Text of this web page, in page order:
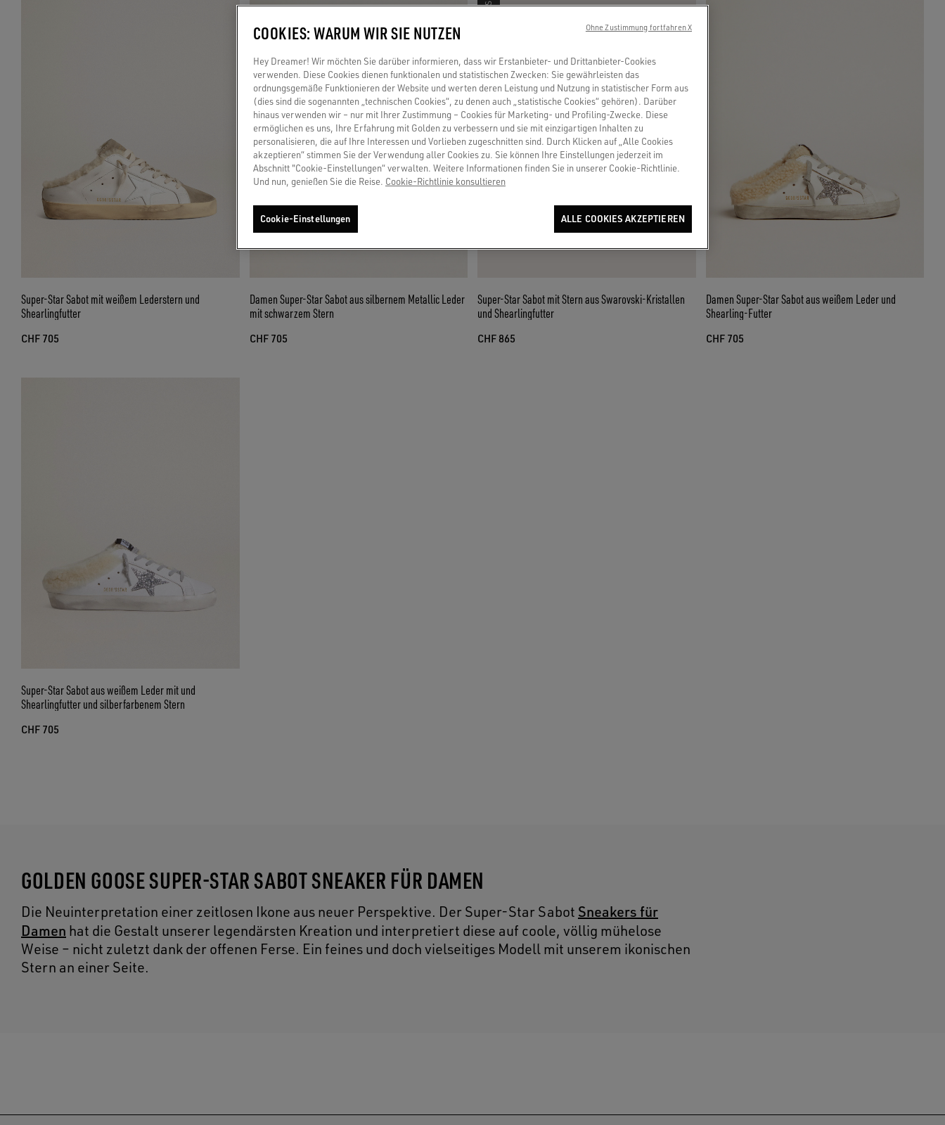
Super-Star Sabot mit weißem Lederstern und
Shearlingfutter
CHF 705
Damen Super-Star Sabot aus silbernem Metallic Leder
mit schwarzem Stern
CHF 705
SWAROVSKI CRYSTALS
Super-Star Sabot mit Stern aus Swarovski-Kristallen
und Shearlingfutter
CHF 865
Damen Super-Star Sabot aus weißem Leder und
Shearling-Futter
CHF 705
Super-Star Sabot aus weißem Leder mit und
Shearlingfutter und silberfarbenem Stern
CHF 705
GOLDEN GOOSE SUPER-STAR SABOT SNEAKER FÜR DAMEN
Die Neuinterpretation einer zeitlosen Ikone aus neuer Perspektive. Der Super-Star Sabot Sneakers für
Damen hat die Gestalt unserer legendärsten Kreation und interpretiert diese auf coole, völlig mühelose
Weise – nicht zuletzt dank der offenen Ferse. Ein feines und doch vielseitiges Modell mit unserem ikonischen
Stern an einer Seite.
COOKIES: WARUM WIR SIE NUTZEN
Hey Dreamer! Wir möchten Sie darüber informieren, dass wir Erstanbieter- und Drittanbieter-Cookies
verwenden. Diese Cookies dienen funktionalen und statistischen Zwecken: Sie gewährleisten das
ordnungsgemäße Funktionieren der Website und werten deren Leistung und Nutzung in statistischer Form aus
(dies sind die sogenannten „technischen Cookies“, zu denen auch „statistische Cookies“ gehören). Darüber
hinaus verwenden wir – nur mit Ihrer Zustimmung – Cookies für Marketing- und Profiling-Zwecke. Diese
ermöglichen es uns, Ihre Erfahrung mit Golden zu verbessern und sie mit einzigartigen Inhalten zu
personalisieren, die auf Ihre Interessen und Vorlieben zugeschnitten sind. Durch Klicken auf „Alle Cookies
akzeptieren“ stimmen Sie der Verwendung aller Cookies zu. Sie können Ihre Einstellungen jederzeit im
Abschnitt "Cookie-Einstellungen“ verwalten. Weitere Informationen finden Sie in unserer Cookie-Richtlinie.
Und nun, genießen Sie die Reise. Cookie-Richtlinie konsultieren
Cookie-Einstellungen ALLE COOKIES AKZEPTIEREN
Ohne Zustimmung fortfahren X